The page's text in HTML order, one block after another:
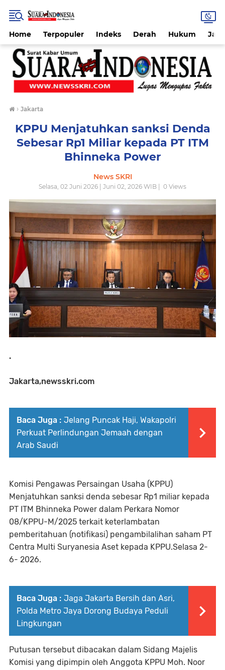
Home Terpopuler Indeks Derah Hukum
› Jakarta
KPPU Menjatuhkan sanksi Denda
Sebesar Rp1 Miliar kepada PT ITM
Bhinneka Power
News SKRI
Selasa, 02 Juni 2026 | Juni 02, 2026 WIB | 0 Views
.
Jakarta,newsskri.com
Baca Juga : Jelang Puncak Haji, Wakapolri
Perkuat Perlindungan Jemaah dengan
Arab Saudi
Komisi Pengawas Persaingan Usaha (KPPU)
Menjatuhkan sanksi denda sebesar Rp1 miliar kepada
PT ITM Bhinneka Power dalam Perkara Nomor
08/KPPU-M/2025 terkait keterlambatan
pemberitahuan (notifikasi) pengambilalihan saham PT
Centra Multi Suryanesia Aset kepada KPPU.Selasa 2-
6- 2026.
Baca Juga : Jaga Jakarta Bersih dan Asri,
Polda Metro Jaya Dorong Budaya Peduli
Lingkungan
Putusan tersebut dibacakan dalam Sidang Majelis
Komisi yang dipimpin oleh Anggota KPPU Moh. Noor